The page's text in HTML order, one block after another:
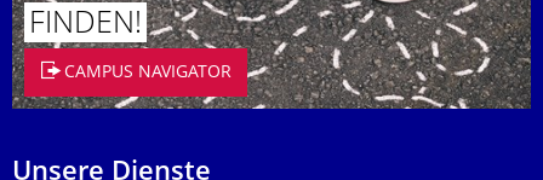
FINDEN!
CAMPUS NAVIGATOR
Unsere Dienste